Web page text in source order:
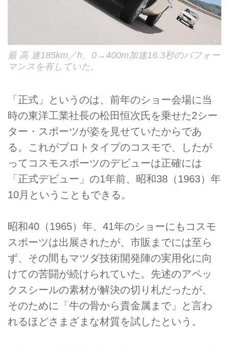
最 高 速185km／h、0→400m加速16.3秒のパフォー
マンスを有していた。
「正式」というのは、前年のショー会場に当
時の東洋工業社長の松田恒次氏を乗せた2シー
ター・スポーツが姿を見せていたからであ
る。これがプロトタイプのコスモで、したが
ってコスモスポーツのデビューは正確には
「正式デビュー」の1年前、昭和38（1963）年
10月ということもできる。
昭和40（1965）年、41年のショーにもコスモ
スポーツは出展されたが、市販までには至ら
ず、その間もマツダ技術開発陣の実用化に向
けての苦闘が続けられていた。先述のアペッ
クスシールの素材が解決の切り札だったが、
そのために「牛の骨から貴金属まで」と言わ
れるほどさまざまな材質を試したという。